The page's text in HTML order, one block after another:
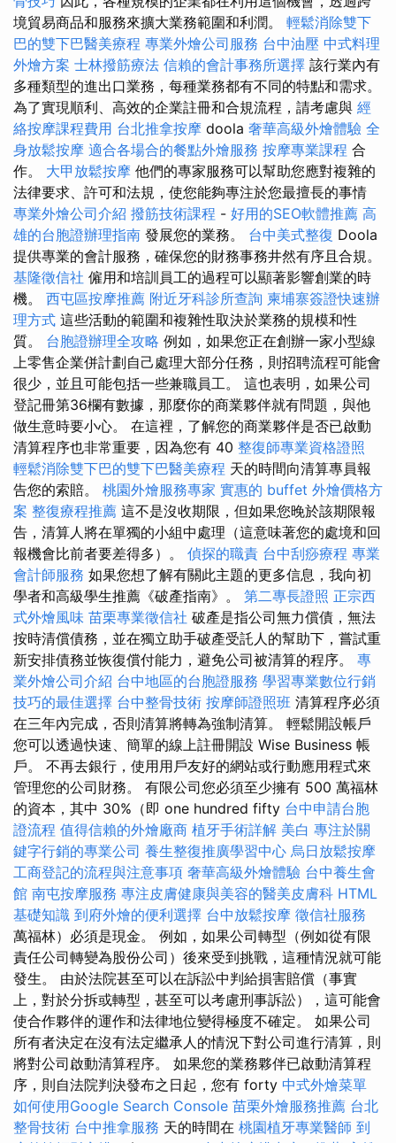
境貿易商品和服務來擴大業務範圍和利潤。 輕鬆消除雙下
巴的雙下巴醫美療程 專業外燴公司服務 台中油壓 中式料理
外燴方案 士林撥筋療法 信賴的會計事務所選擇 該行業內有
多種類型的進出口業務，每種業務都有不同的特點和需求。
為了實現順利、高效的企業註冊和合規流程，請考慮與 經
絡按摩課程費用 台北推拿按摩 doola 奢華高級外燴體驗 全
身放鬆按摩 適合各場合的餐點外燴服務 按摩專業課程 合
作。 大甲放鬆按摩 他們的專家服務可以幫助您應對複雜的
法律要求、許可和法規，使您能夠專注於您最擅長的事情
專業外燴公司介紹 撥筋技術課程 - 好用的SEO軟體推薦 高
雄的台胞證辦理指南 發展您的業務。 台中美式整復 Doola
提供專業的會計服務，確保您的財務事務井然有序且合規。
基隆徵信社 僱用和培訓員工的過程可以顯著影響創業的時
機。 西屯區按摩推薦 附近牙科診所查詢 柬埔寨簽證快速辦
理方式 這些活動的範圍和複雜性取決於業務的規模和性
質。 台胞證辦理全攻略 例如，如果您正在創辦一家小型線
上零售企業併計劃自己處理大部分任務，則招聘流程可能會
很少，並且可能包括一些兼職員工。 這也表明，如果公司
登記冊第36欄有數據，那麼你的商業夥伴就有問題，與他
做生意時要小心。 在這裡，了解您的商業夥伴是否已啟動
清算程序也非常重要，因為您有 40 整復師專業資格證照
輕鬆消除雙下巴的雙下巴醫美療程 天的時間向清算專員報
告您的索賠。 桃園外燴服務專家 實惠的 buffet 外燴價格方
案 整復療程推薦 這不是沒收期限，但如果您晚於該期限報
告，清算人將在單獨的小組中處理（這意味著您的處境和回
報機會比前者要差得多）。 偵探的職責 台中刮痧療程 專業
會計師服務 如果您想了解有關此主題的更多信息，我向初
學者和高級學生推薦《破產指南》。 第二專長證照 正宗西
式外燴風味 苗栗專業徵信社 破產是指公司無力償債，無法
按時清償債務，並在獨立助手破產受託人的幫助下，嘗試重
新安排債務並恢復償付能力，避免公司被清算的程序。 專
業外燴公司介紹 台中地區的台胞證服務 學習專業數位行銷
技巧的最佳選擇 台中整骨技術 按摩師證照班 清算程序必須
在三年內完成，否則清算將轉為強制清算。 輕鬆開設帳戶
您可以透過快速、簡單的線上註冊開設 Wise Business 帳
戶。 不再去銀行，使用用戶友好的網站或行動應用程式來
管理您的公司財務。 有限公司您必須至少擁有 500 萬福林
的資本，其中 30%（即 one hundred fifty 台中申請台胞
證流程 值得信賴的外燴廠商 植牙手術詳解 美白 專注於關
鍵字行銷的專業公司 養生整復推廣學習中心 烏日放鬆按摩
工商登記的流程與注意事項 奢華高級外燴體驗 台中養生會
館 南屯按摩服務 專注皮膚健康與美容的醫美皮膚科 HTML
基礎知識 到府外燴的便利選擇 台中放鬆按摩 徵信社服務
萬福林）必須是現金。 例如，如果公司轉型（例如從有限
責任公司轉變為股份公司）後來受到挑戰，這種情況就可能
發生。 由於法院甚至可以在訴訟中判給損害賠償（事實
上，對於分拆或轉型，甚至可以考慮刑事訴訟），這可能會
使合作夥伴的運作和法律地位變得極度不確定。 如果公司
所有者決定在沒有法定繼承人的情況下對公司進行清算，則
將對公司啟動清算程序。 如果您的業務夥伴已啟動清算程
序，則自法院判決發布之日起，您有 forty 中式外燴菜單
如何使用Google Search Console 苗栗外燴服務推薦 台北
整骨技術 台中推拿服務 天的時間在 桃園植牙專業醫師 到